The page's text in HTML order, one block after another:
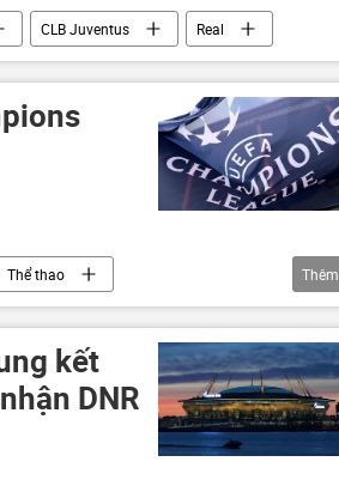
CLB Juventus Real
Thể thao
Thêm
kết
DNR